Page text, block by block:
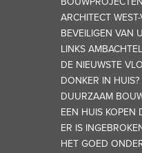
ARCHITECT
BEVEILIGEN VAN
LINKS
DE NIEUWSTE
DONKER IN
DUURZAAM
EEN HUIS KOPEN
ER IS
HET GOED